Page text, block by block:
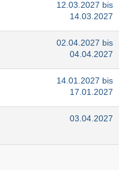
12.03.2027 bis
14.03.2027
02.04.2027 bis
04.04.2027
14.01.2027 bis
17.01.2027
03.04.2027